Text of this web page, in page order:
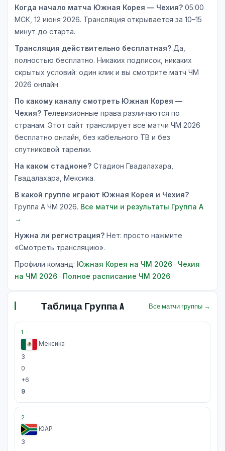
Когда начало матча Южная Корея — Чехия? 05:00
МСК, 12 июня 2026. Трансляция открывается за 10–15
минут до старта.
Трансляция действительно бесплатная? Да,
полностью бесплатно. Никаких подписок, никаких
скрытых условий: один клик и вы смотрите матч ЧМ
2026 онлайн.
По какому каналу смотреть Южная Корея —
Чехия? Телевизионные права различаются по
странам. Этот сайт транслирует все матчи ЧМ 2026
бесплатно онлайн, без кабельного ТВ и без
спутниковой тарелки.
На каком стадионе? Стадион Гвадалахара,
Гвадалахара, Мексика.
В какой группе играют Южная Корея и Чехия?
Группа A ЧМ 2026. Все матчи и результаты Группа A
→
Нужна ли регистрация? Нет: просто нажмите
«Смотреть трансляцию».
Профили команд: Южная Корея на ЧМ 2026 · Чехия
на ЧМ 2026 · Полное расписание ЧМ 2026.
Таблица Группа A Все матчи группы →
1
Мексика
3
0
+6
9
2
ЮАР
3